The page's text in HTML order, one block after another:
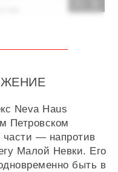
Neva Haus
Петровском
части — напротив
Малой Невки. Его
быть в